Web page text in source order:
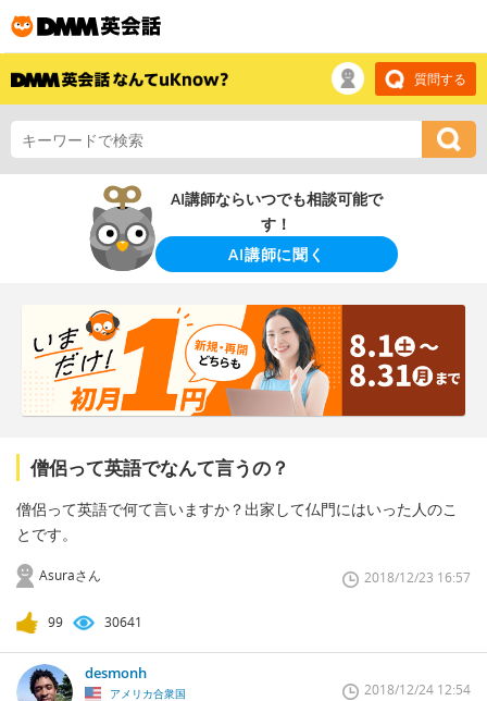
質問する
AI講師ならいつでも相談可能で
す！
AI講師に聞く
僧侶って英語でなんて言うの？
僧侶って英語で何て言いますか？出家して仏門にはいった人のこ
とです。
Asuraさん 2018/12/23 16:57
99 30641
desmonh
アメリカ合衆国 2018/12/24 12:54